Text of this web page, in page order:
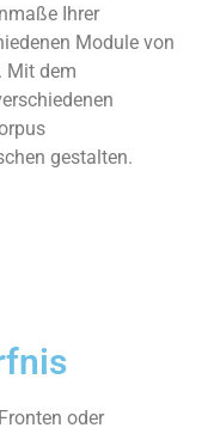
Ihrer
Module von
Mit dem
gestalten.
oder